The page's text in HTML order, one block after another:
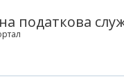
податкова